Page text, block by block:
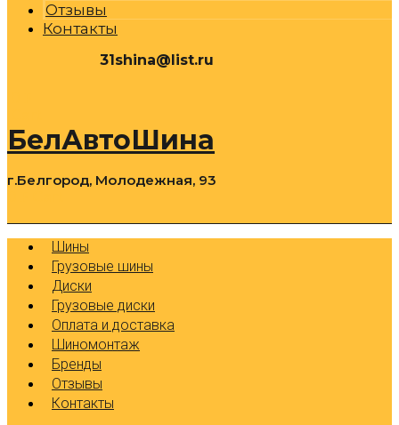
Отзывы
Контакты
31shina@list.ru
БелАвтоШина
г.Белгород, Молодежная, 93
Шины
Грузовые шины
Диски
Грузовые диски
Оплата и доставка
Шиномонтаж
Бренды
Отзывы
Контакты